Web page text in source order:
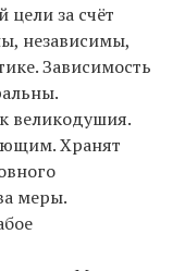
за счёт
независимы,
Зависимость
великодушия.
Хранят
меры.